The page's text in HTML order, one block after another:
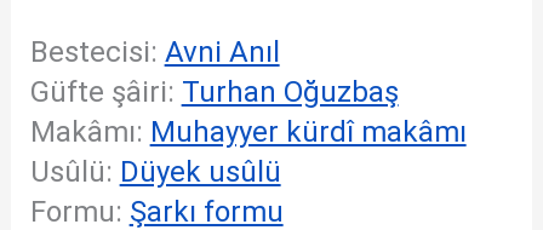
Bestecisi: Avni Anıl
Güfte şâiri: Turhan Oğuzbaş
Makâmı: Muhayyer kürdî makâmı
Usûlü: Düyek usûlü
Formu: Şarkı formu